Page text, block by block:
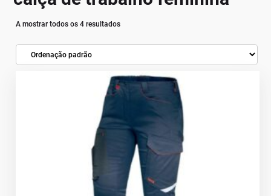
A mostrar todos os 4 resultados